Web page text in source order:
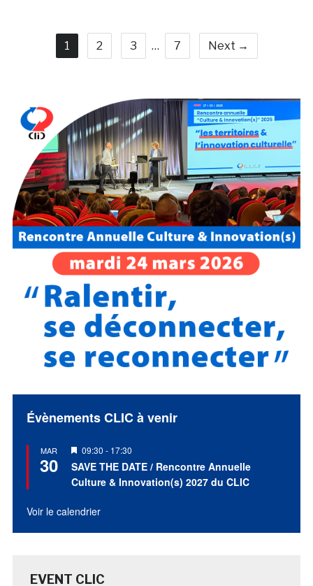
1 2 3 … 7 Next →
Évènements CLIC à venir
MAR
30
Mis
en
avant
09:30 - 17:30
SAVE THE DATE / Rencontre Annuelle
Culture & Innovation(s) 2027 du CLIC
Voir le calendrier
EVENT CLIC